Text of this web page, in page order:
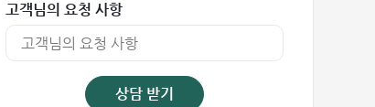
고객님의 요청 사항
상담 받기